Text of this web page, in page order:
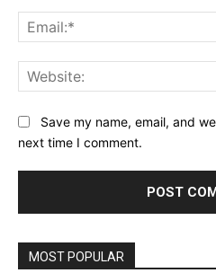
Save my name, email, and
next time I comment.
MOST POPULAR